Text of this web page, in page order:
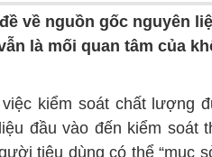
về nguồn gốc nguyên
là mối quan tâm của
kiểm soát chất lượng
đầu vào đến kiểm soát
tiêu dùng có thể “mục